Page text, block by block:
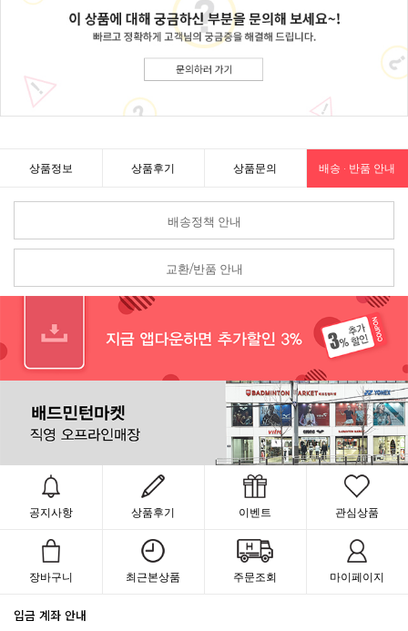
상품정보 상품후기 상품문의 배송 · 반품 안내
배송정책 안내
교환/반품 안내
공지사항 상품후기 이벤트 관심상품
장바구니 최근본상품 주문조회 마이페이지
입금 계좌 안내